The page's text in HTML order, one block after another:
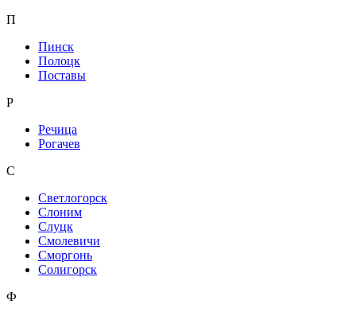
П
Пинск
Полоцк
Поставы
Р
Речица
Рогачев
С
Светлогорск
Слоним
Слуцк
Смолевичи
Сморгонь
Солигорск
Ф